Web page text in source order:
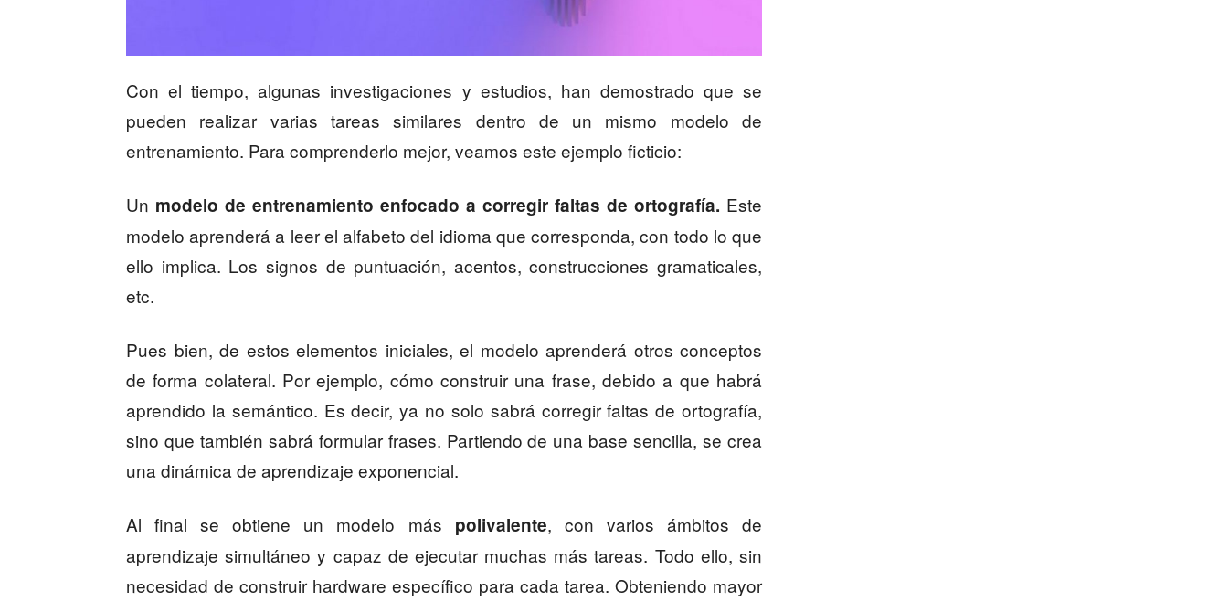
Con el tiempo, algunas investigaciones y estudios, han demostrado que se
pueden realizar varias tareas similares dentro de un mismo modelo de
entrenamiento. Para comprenderlo mejor, veamos este ejemplo ficticio:
Un modelo de entrenamiento enfocado a corregir faltas de ortografía. Este
modelo aprenderá a leer el alfabeto del idioma que corresponda, con todo lo que
ello implica. Los signos de puntuación, acentos, construcciones gramaticales,
etc.
Pues bien, de estos elementos iniciales, el modelo aprenderá otros conceptos
de forma colateral. Por ejemplo, cómo construir una frase, debido a que habrá
aprendido la semántico. Es decir, ya no solo sabrá corregir faltas de ortografía,
sino que también sabrá formular frases. Partiendo de una base sencilla, se crea
una dinámica de aprendizaje exponencial.
Al final se obtiene un modelo más polivalente, con varios ámbitos de
aprendizaje simultáneo y capaz de ejecutar muchas más tareas. Todo ello, sin
necesidad de construir hardware específico para cada tarea. Obteniendo mayor